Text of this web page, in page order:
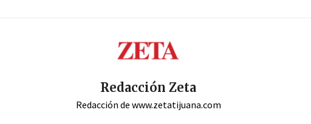
Redacción Zeta
Redacción de www.zetatijuana.com